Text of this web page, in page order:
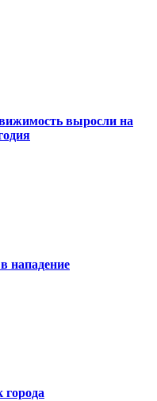
выросли на
нападение